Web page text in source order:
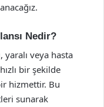
Nedir?
yaralı veya hasta
bir şekilde
hizmettir. Bu
sunarak